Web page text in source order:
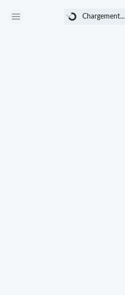
Chargement...